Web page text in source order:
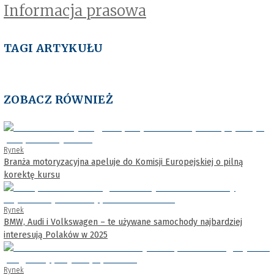
Informacja prasowa
TAGI ARTYKUŁU
ZOBACZ RÓWNIEŻ
Rynek
Branża motoryzacyjna apeluje do Komisji Europejskiej o pilną
korektę kursu
Rynek
BMW, Audi i Volkswagen – te używane samochody najbardziej
interesują Polaków w 2025
Rynek